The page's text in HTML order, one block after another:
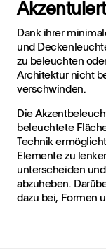
Dank ihrer
und
zu beleuchten
Architektur nicht
verschwinden.
Die
beleuchtete
Technik
Elemente zu
unterscheiden
abzuheben.
dazu bei, Formen